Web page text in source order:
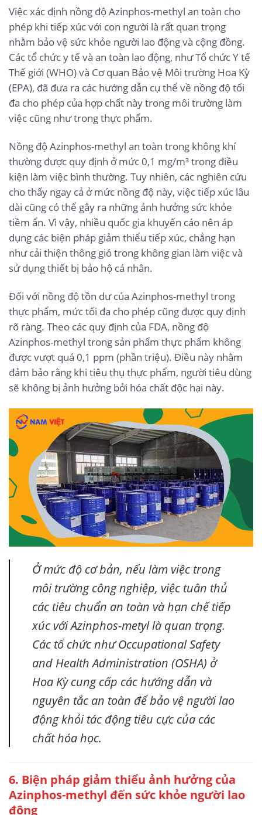
Việc xác định nồng độ Azinphos-methyl an toàn cho
phép khi tiếp xúc với con người là rất quan trọng
nhằm bảo vệ sức khỏe người lao động và cộng đồng.
Các tổ chức y tế và an toàn lao động, như Tổ chức Y tế
Thế giới (WHO) và Cơ quan Bảo vệ Môi trường Hoa Kỳ
(EPA), đã đưa ra các hướng dẫn cụ thể về nồng độ tối
đa cho phép của hợp chất này trong môi trường làm
việc cũng như trong thực phẩm.
Nồng độ Azinphos-methyl an toàn trong không khí
thường được quy định ở mức 0,1 mg/m³ trong điều
kiện làm việc bình thường. Tuy nhiên, các nghiên cứu
cho thấy ngay cả ở mức nồng độ này, việc tiếp xúc lâu
dài cũng có thể gây ra những ảnh hưởng sức khỏe
tiềm ẩn. Vì vậy, nhiều quốc gia khuyến cáo nên áp
dụng các biện pháp giảm thiểu tiếp xúc, chẳng hạn
như cải thiện thông gió trong không gian làm việc và
sử dụng thiết bị bảo hộ cá nhân.
Đối với nồng độ tồn dư của Azinphos-methyl trong
thực phẩm, mức tối đa cho phép cũng được quy định
rõ ràng. Theo các quy định của FDA, nồng độ
Azinphos-methyl trong sản phẩm thực phẩm không
được vượt quá 0,1 ppm (phần triệu). Điều này nhằm
đảm bảo rằng khi tiêu thụ thực phẩm, người tiêu dùng
sẽ không bị ảnh hưởng bởi hóa chất độc hại này.
Ở mức độ cơ bản, nếu làm việc trong
môi trường công nghiệp, việc tuân thủ
các tiêu chuẩn an toàn và hạn chế tiếp
xúc với Azinphos-metyl là quan trọng.
Các tổ chức như Occupational Safety
and Health Administration (OSHA) ở
Hoa Kỳ cung cấp các hướng dẫn và
nguyên tắc an toàn để bảo vệ người lao
động khỏi tác động tiêu cực của các
chất hóa học.
6. Biện pháp giảm thiểu ảnh hưởng của
Azinphos-methyl đến sức khỏe người lao
động